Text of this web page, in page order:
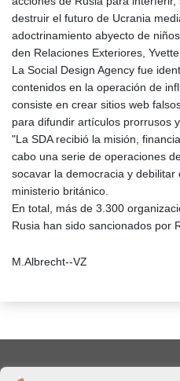
destruir el futuro de Ucrania
adoctrinamiento abyecto de
den Relaciones Exteriores,
La Social Design Agency fue
contenidos en la operación de
consiste en crear sitios web
para difundir artículos prorrusos
"La SDA recibió la misión,
cabo una serie de operaciones
socavar la democracia y
ministerio británico.
En total, más de 3.300
Rusia han sido sancionados por
M.Albrecht--VZ